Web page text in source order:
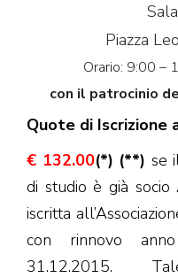
Piazza
Orario: 9:00 –
con il patrocinio
Quote di Iscrizione
€ 132.00(*) (**) se
di studio è già socio
iscritta
con rinnovo
31.12.2015.